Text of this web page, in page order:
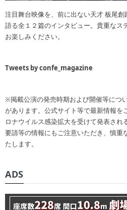
注目舞台映像を、前に出ない天才 板尾
語る全１２篇のインタビュー。貴重なス
お楽しみください。
Tweets by confe_magazine
※掲載公演の発売時期および開催等につ
があります。公式サイト等で最新情報を
ロナウイルス感染拡大を受けて発表さ
要請等の情報にもご注意いただき、慎重
たします。
ADS